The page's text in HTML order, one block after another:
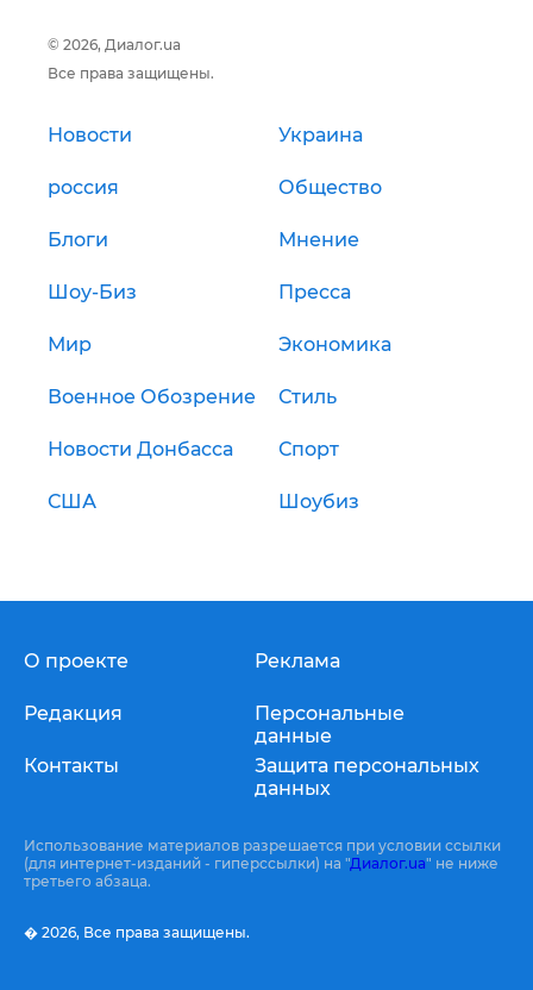
© 2026, Диалог.ua
Все права защищены.
Новости Украина
россия Общество
Блоги Мнение
Шоу-Биз Пресса
Мир Экономика
Военное Обозрение Стиль
Новости Донбасса Спорт
США Шоубиз
О проекте
Редакция
Контакты
Реклама
Персональные
данные
Защита персональных
данных
Использование материалов разрешается при условии ссылки
(для интернет-изданий - гиперссылки) на "Диалог.ua" не ниже
третьего абзаца.
� 2026, Все права защищены.